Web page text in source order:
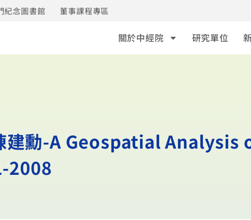
紀念圖書館 董事課程專區
關於中經院 研究單位
建勳-A Geospatial
2008